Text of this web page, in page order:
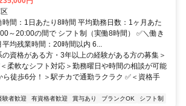
間：1日あたり8時間 平均勤務日数：1ヶ月あた
～20:00の間で シフト制（実働8時間） ✅＼働き
均残業時間：20時間以内 6...
資格がある方・3年以上の経験がある方の募集＞
柔軟なシフト対応＞勤務曜日や時間の相談が可能
徒歩6分！＞駅チカで通勤ラクラク ✅＜資格手
験者歓迎 有資格者歓迎 賞与あり ブランクOK シフト制